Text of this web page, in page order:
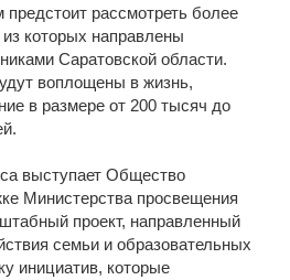
рассмотреть более
которых направлены
Саратовской области.
воплощены в жизнь,
в размере от 200 тысяч до
выступает Общество
Министерства просвещения
проект, направленный
семьи и образовательных
инициатив, которые